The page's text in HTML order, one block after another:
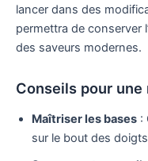
lancer dans des
permettra de conserver
des saveurs modernes.
Conseils pour
Maîtriser les bases :
sur le bout des